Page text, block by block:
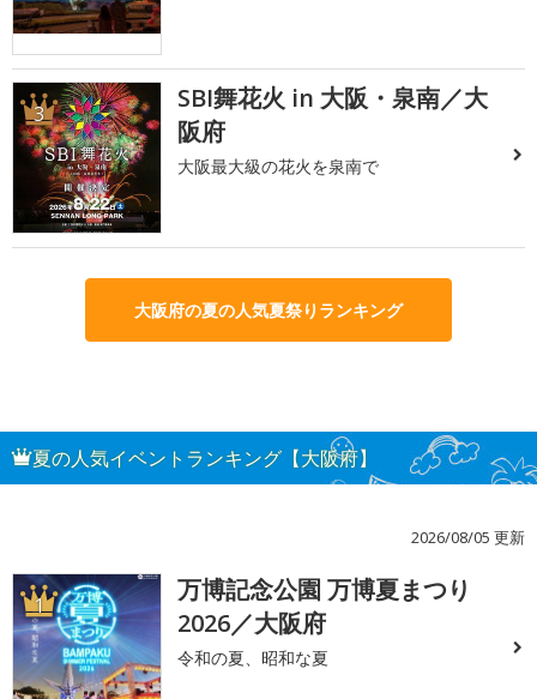
3
SBI舞花火 in 大阪・泉南／大
阪府
大阪最大級の花火を泉南で
大阪府の夏の人気夏祭りランキング
夏の人気イベントランキング【大阪府】
2026/08/05 更新
1
万博記念公園 万博夏まつり
2026／大阪府
令和の夏、昭和な夏